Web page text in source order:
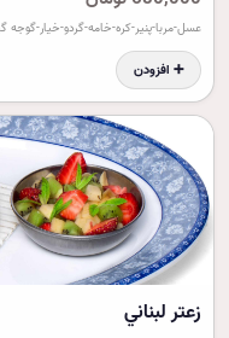
عسل-مربا-پنیر-کره-خامه-گردو-خیار-
➕ افزودن
زعتر لبناني